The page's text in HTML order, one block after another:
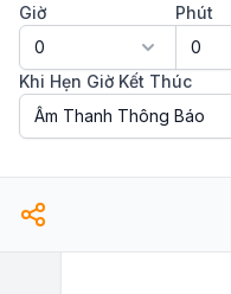
Giờ Phút
Khi Hẹn Giờ Kết Thúc